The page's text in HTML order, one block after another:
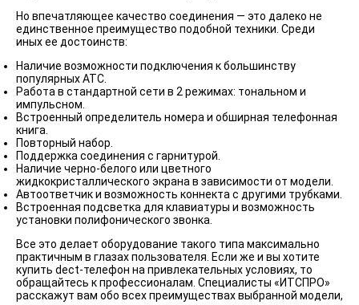
Но впечатляющее качество соединения — это далеко не
единственное преимущество подобной техники. Среди
иных ее достоинств:
Наличие возможности подключения к большинству
популярных АТС.
Работа в стандартной сети в 2 режимах: тональном и
импульсном.
Встроенный определитель номера и обширная телефонная
книга.
Повторный набор.
Поддержка соединения с гарнитурой.
Наличие черно-белого или цветного
жидкокристаллического экрана в зависимости от модели.
Автоответчик и возможность коннекта с другими трубками.
Встроенная подсветка для клавиатуры и возможность
установки полифонического звонка.
Все это делает оборудование такого типа максимально
практичным в глазах пользователя. Если же и вы хотите
купить dect-телефон на привлекательных условиях, то
обращайтесь к профессионалам. Специалисты «ИТСПРО»
расскажут вам обо всех преимуществах выбранной модели,